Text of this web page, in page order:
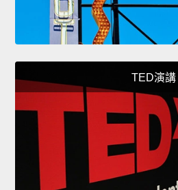
TED演講